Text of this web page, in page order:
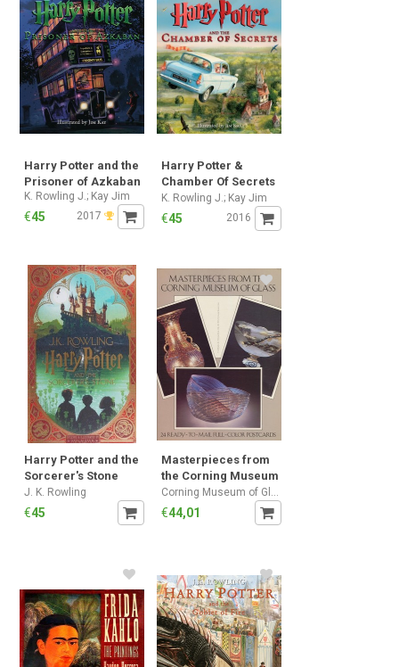
Harry Potter and the
Prisoner of Azkaban
K. Rowling J.; Kay Jim
€45 2017
Harry Potter &
Chamber Of Secrets
Llustrated HC Ed
K. Rowling J.; Kay Jim
€45 2016
Harry Potter and the
Sorcerer's Stone
(Harry Potter, Book
1) (MinaLima Edition)
J. K. Rowling
€45
Masterpieces from
the Corning Museum
of Glass
€44,01